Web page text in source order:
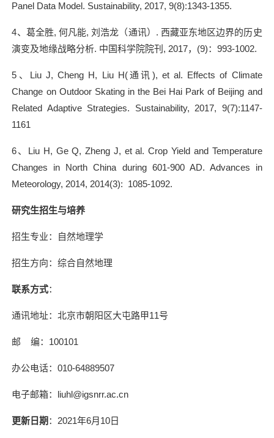
Panel Data Model. Sustainability, 2017, 9(8):1343-1355.
4、葛全胜, 何凡能,刘浩龙（通讯） . 西藏亚东地区边界的历史
演变及地缘战略分析. 中国科学院院刊 , 2017， (9)：993-1002.
5 、 Liu J, Cheng H, Liu H(通讯 ), et al. Effects of Climate
Change on Outdoor Skating in the Bei Hai Park of Beijing and
Related Adaptive Strategies. Sustainability, 2017, 9(7):1147-
1161
6、 Liu H, Ge Q, Zheng J, et al. Crop Yield and Temperature
Changes in North China during 601-900 AD. Advances in
Meteorology, 2014, 2014(3): 1085-1092.
研究生招生与培养
招生专业：自然地理学
招生方向：综合自然地理
联系方式：
通讯地址：北京市朝阳区大屯路甲11号
邮 编： 100101
办公电话：010-64889507
电子邮箱： liuhl@igsnrr.ac.cn
更新日期 ：2021年6月10日